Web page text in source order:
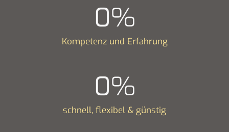
0%
Kompetenz und Erfahrung
0%
schnell, flexibel & günstig